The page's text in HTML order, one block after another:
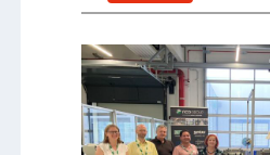
e
-
l
a
t
f
S
a
r
P
a